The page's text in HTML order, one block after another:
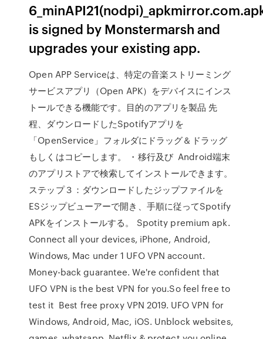
is signed by Monstermarsh and
upgrades your existing app.
Open APP Serviceは、特定の音楽ストリーミング
サービスアプリ（Open APK）をデバイスにインス
トールできる機能です。目的のアプリを製品 先
程、ダウンロードしたSpotifyアプリを
「OpenService」フォルダにドラッグ＆ドラッグ
もしくはコピーします。 ・移行及び Android端末
のアプリストアで検索してインストールできます。
ステップ３：ダウンロードしたジップファイルを
ESジップビューアーで開き、手順に従ってSpotify
APKをインストールする。 Spotity premium apk.
Connect all your devices, iPhone, Android,
Windows, Mac under 1 UFO VPN account.
Money-back guarantee. We're confident that
UFO VPN is the best VPN for you.So feel free to
test it Best free proxy VPN 2019. UFO VPN for
Windows, Android, Mac, iOS. Unblock websites,